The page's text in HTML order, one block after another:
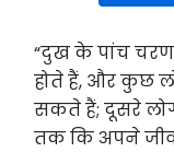
“दुख के पांच
होते हैं, और कुछ
सकते हैं; दूसरे
तक कि अपने